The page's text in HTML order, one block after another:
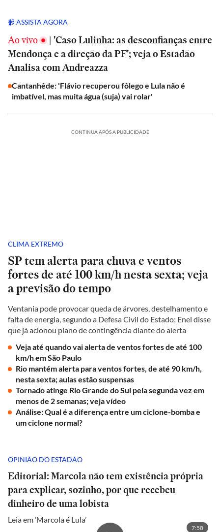
📹 ASSISTA AGORA
Ao vivo | 'Caso Lulinha: as desconfianças entre
Mendonça e a direção da PF'; veja o Estadão
Analisa com Andreazza
Cantanhêde: 'Flávio recuperou fôlego e Lula não é
imbatível, mas muita água (suja) vai rolar'
CONTINUA APÓS A PUBLICIDADE
CLIMA EXTREMO
SP tem alerta para chuva e ventos
fortes de até 100 km/h nesta sexta; veja
a previsão do tempo
Ventania pode provocar queda de árvores, destelhamento e
falta de energia, segundo a Defesa Civil do Estado; Enel disse
que já acionou plano de contingência diante do alerta
Veja até quando vai alerta de ventos fortes de até 100
km/h em São Paulo
Rio mantém alerta para ventos fortes, de até 90 km/h,
nesta sexta; aulas estão suspensas
Tornado atinge Rio Grande do Sul pela segunda vez em
menos de 2 semanas; veja vídeo
Análise: Qual é a diferença entre um ciclone-bomba e
um ciclone normal?
OPINIÃO DO ESTADÃO
Editorial: Marcola não tem existência própria
para explicar, sozinho, por que recebeu
dinheiro de uma lobista
Leia em ‘Marcola é Lula’
7:58